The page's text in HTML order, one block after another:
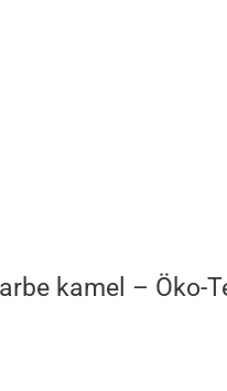
kamel – Öko-